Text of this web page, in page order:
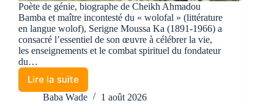
Poète de génie, biographe de Cheikh Ahmadou
Bamba et maître incontesté du « wolofal » (littérature
en langue wolof), Serigne Moussa Ka (1891-1966) a
consacré l’essentiel de son œuvre à célébrer la vie,
les enseignements et le combat spirituel du fondateur
du…
Lire la suite
Baba Wade 1 août 2026